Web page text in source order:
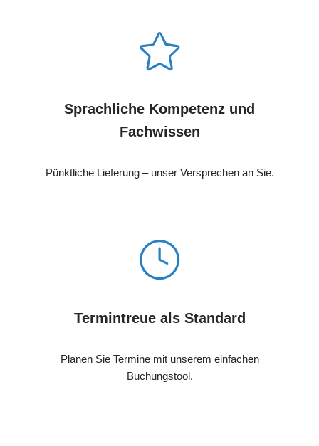
Sprachliche Kompetenz und
Fachwissen
Pünktliche Lieferung – unser Versprechen an Sie.
Termintreue als Standard
Planen Sie Termine mit unserem einfachen
Buchungstool.